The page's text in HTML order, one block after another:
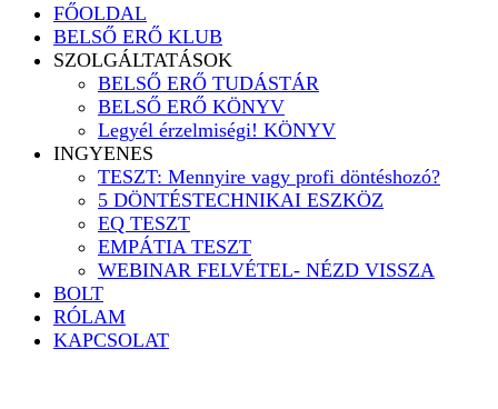
FŐOLDAL
BELSŐ ERŐ KLUB
SZOLGÁLTATÁSOK
BELSŐ ERŐ TUDÁSTÁR
BELSŐ ERŐ KÖNYV
Legyél érzelmiségi! KÖNYV
INGYENES
TESZT: Mennyire vagy profi döntéshozó?
5 DÖNTÉSTECHNIKAI ESZKÖZ
EQ TESZT
EMPÁTIA TESZT
WEBINAR FELVÉTEL- NÉZD VISSZA
BOLT
RÓLAM
KAPCSOLAT